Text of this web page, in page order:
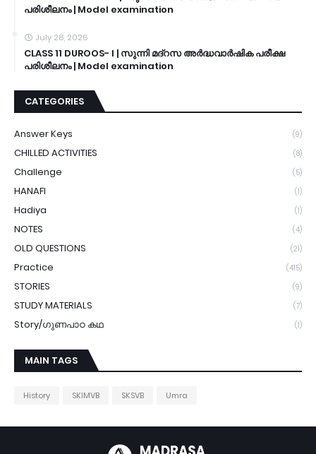
പരിശീലനം | Model examination
July 28, 2026
CLASS 11 DUROOS- I | സുന്നി മദ്റസ അർദ്ധവാർഷിക പരീക്ഷ
പരിശീലനം | Model examination
CATEGORIES
Answer Keys (9)
CHILLED ACTIVITIES (8)
Challenge (5)
HANAFI (1)
Hadiya (1)
NOTES (4)
OLD QUESTIONS (21)
Practice (415)
STORIES (9)
STUDY MATERIALS (7)
Story/ഗുണപാഠ കഥ (1)
MAIN TAGS
History SKIMVB SKSVB Umra